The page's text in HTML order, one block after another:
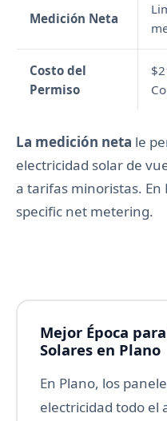
Medición Neta
Costo del
Permiso
La medición neta le
electricidad solar de
a tarifas minoristas.
specific net metering.
Mejor Época
Solares en Plano
En Plano, los
electricidad todo el